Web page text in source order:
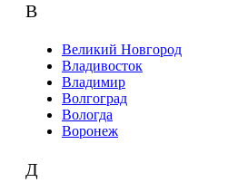
В
Великий Новгород
Владивосток
Владимир
Волгоград
Вологда
Воронеж
Д